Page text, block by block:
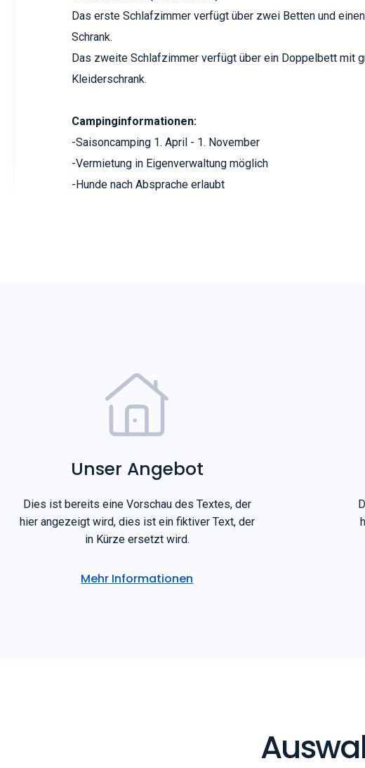
Das erste Schlafzimmer verfügt über zwei Betten und
Schrank.
Das zweite Schlafzimmer verfügt über ein Doppelbett mit
Kleiderschrank.
Campinginformationen:
-Saisoncamping 1. April - 1. November
-Vermietung in Eigenverwaltung möglich
-Hunde nach Absprache erlaubt
Unser Angebot
Dies ist bereits eine Vorschau des Textes, der
hier angezeigt wird, dies ist ein fiktiver Text, der
in Kürze ersetzt wird.
Mehr Informationen